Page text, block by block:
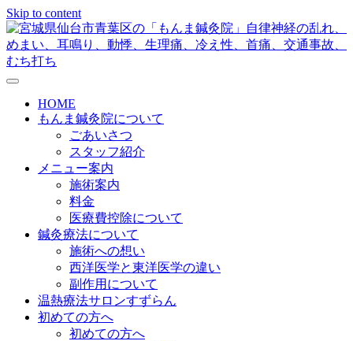
Skip to content
HOME
もんま鍼灸院について
ごあいさつ
スタッフ紹介
メニュー案内
施術案内
料金
医療費控除について
鍼灸療法について
施術への想い
西洋医学と東洋医学の違い
副作用について
温熱療法サロンすずらん
初めての方へ
初めての方へ